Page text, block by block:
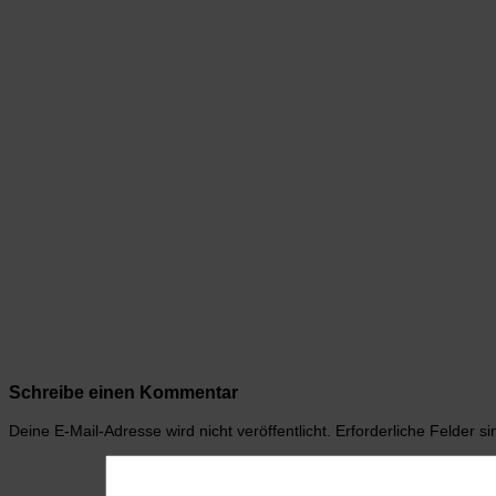
Schreibe einen Kommentar
Deine E-Mail-Adresse wird nicht veröffentlicht. Erforderliche Felder